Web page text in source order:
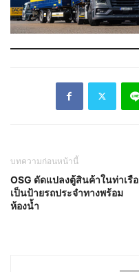
บทความก่อนหน้านี้
OSG ดัดแปลงตู้สินค้าในท่าเรือ
เป็นป้ายรถประจำทางพร้อม
ห้องน้ำ